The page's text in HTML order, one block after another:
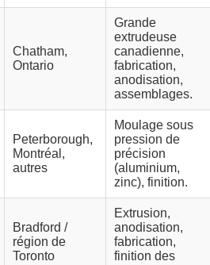
Chatham,
Ontario
Grande
extrudeuse
canadienne,
fabrication,
anodisation,
assemblages.
Peterborough,
Montréal,
autres
Moulage sous
pression de
précision
(aluminium,
zinc), finition.
Bradford /
région de
Toronto
Extrusion,
anodisation,
fabrication,
finition des